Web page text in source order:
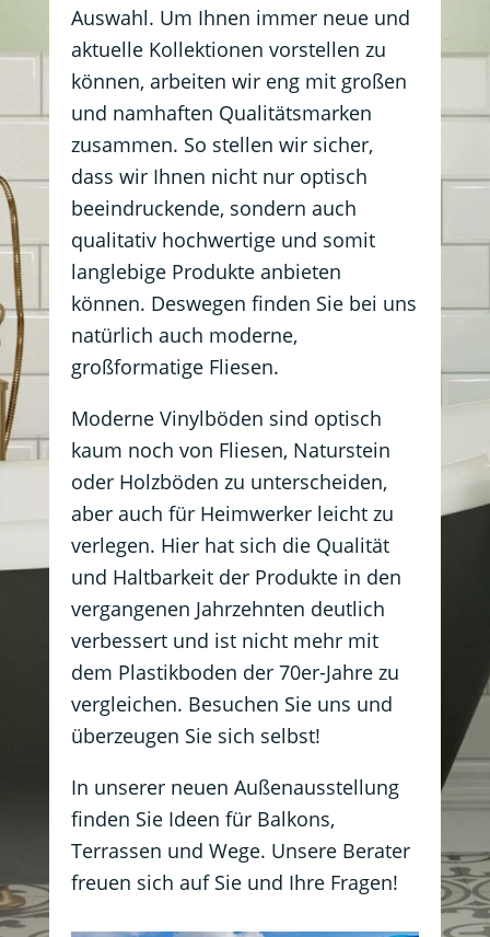
Auswahl. Um Ihnen immer neue und
aktuelle Kollektionen vorstellen zu
können, arbeiten wir eng mit großen
und namhaften Qualitätsmarken
zusammen. So stellen wir sicher,
dass wir Ihnen nicht nur optisch
beeindruckende, sondern auch
qualitativ hochwertige und somit
langlebige Produkte anbieten
können. Deswegen finden Sie bei uns
natürlich auch moderne,
großformatige Fliesen.
Moderne Vinylböden sind optisch
kaum noch von Fliesen, Naturstein
oder Holzböden zu unterscheiden,
aber auch für Heimwerker leicht zu
verlegen. Hier hat sich die Qualität
und Haltbarkeit der Produkte in den
vergangenen Jahrzehnten deutlich
verbessert und ist nicht mehr mit
dem Plastikboden der 70er-Jahre zu
vergleichen. Besuchen Sie uns und
überzeugen Sie sich selbst!
In unserer neuen Außenausstellung
finden Sie Ideen für Balkons,
Terrassen und Wege. Unsere Berater
freuen sich auf Sie und Ihre Fragen!